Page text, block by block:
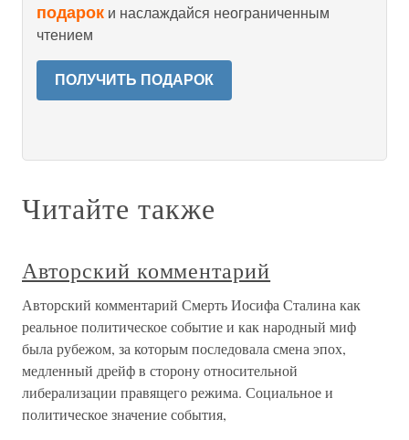
подарок и наслаждайся неограниченным
чтением
ПОЛУЧИТЬ ПОДАРОК
Читайте также
Авторский комментарий
Авторский комментарий Смерть Иосифа Сталина как
реальное политическое событие и как народный миф
была рубежом, за которым последовала смена эпох,
медленный дрейф в сторону относительной
либерализации правящего режима. Социальное и
политическое значение события,